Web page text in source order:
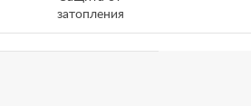
затопления